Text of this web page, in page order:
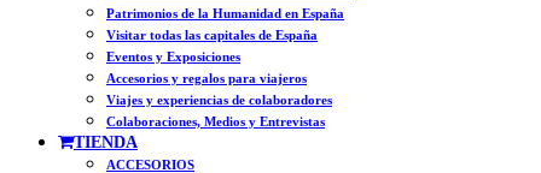
Patrimonios de la Humanidad en España
Visitar todas las capitales de España
Eventos y Exposiciones
Accesorios y regalos para viajeros
Viajes y experiencias de colaboradores
Colaboraciones, Medios y Entrevistas
TIENDA
ACCESORIOS